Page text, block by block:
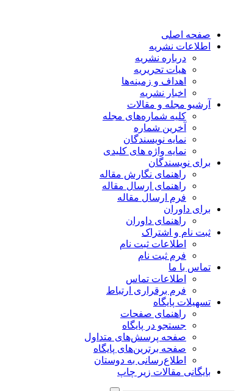
صفحه اصلی
اطلاعات نشریه
درباره نشریه
هیات تحریریه
اهداف و زمینه‌ها
اخبار نشریه
آرشیو مجله و مقالات
کلیه شماره‌های مجله
آخرین شماره
نمایه نویسندگان
نمایه واژه های کلیدی
برای نویسندگان
راهنمای نگارش مقاله
راهنمای ارسال مقاله
فرم ارسال مقاله
برای داوران
راهنمای داوران
ثبت نام و اشتراک
اطلاعات ثبت نام
فرم ثبت نام
تماس با ما
اطلاعات تماس
فرم برقراری ارتباط
تسهیلات پایگاه
راهنمای صفحات
جستجو در پایگاه
صفحه پرسش‌های متداول
صفحه برترین‌های پایگاه
اطلاع‌رسانی به دوستان
بایگانی مقالات زیر چاپ